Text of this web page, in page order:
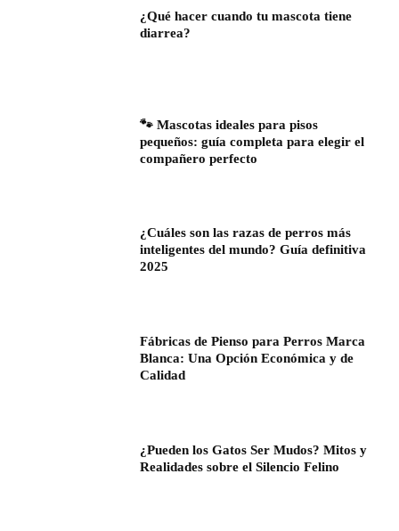
¿Qué hacer cuando tu mascota tiene
diarrea?
🐾 Mascotas ideales para pisos
pequeños: guía completa para elegir el
compañero perfecto
¿Cuáles son las razas de perros más
inteligentes del mundo? Guía definitiva
2025
Fábricas de Pienso para Perros Marca
Blanca: Una Opción Económica y de
Calidad
¿Pueden los Gatos Ser Mudos? Mitos y
Realidades sobre el Silencio Felino